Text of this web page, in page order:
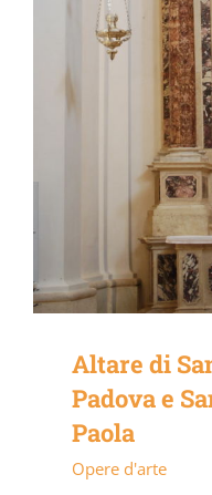
Altare di
Padova e
Paola
Opere d'arte